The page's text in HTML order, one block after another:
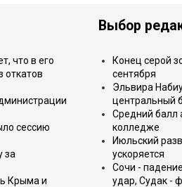
что в его
откатов
сессию
за
Крыма и
Выбор
Конец серой
сентября
Эльвира
центральный
Средний балл
колледже
Июльский
ускоряется
Сочи -
удар, Судак -